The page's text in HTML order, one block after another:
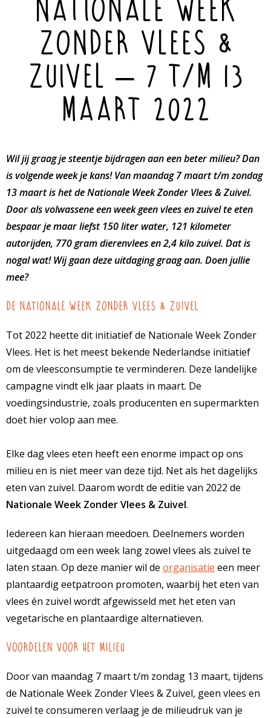
Nationale Week
Zonder Vlees &
Zuivel – 7 t/m 13
maart 2022
Wil jij graag je steentje bijdragen aan een beter milieu? Dan
is volgende week je kans! Van maandag 7 maart t/m zondag
13 maart is het de Nationale Week Zonder Vlees & Zuivel.
Door als volwassene een week geen vlees en zuivel te eten
bespaar je maar liefst 150 liter water, 121 kilometer
autorijden, 770 gram dierenvlees en 2,4 kilo zuivel. Dat is
nogal wat! Wij gaan deze uitdaging graag aan. Doen jullie
mee?
De Nationale Week Zonder Vlees & Zuivel
Tot 2022 heette dit initiatief de Nationale Week Zonder
Vlees. Het is het meest bekende Nederlandse initiatief
om de vleesconsumptie te verminderen. Deze landelijke
campagne vindt elk jaar plaats in maart. De
voedingsindustrie, zoals producenten en supermarkten
doet hier volop aan mee.
Elke dag vlees eten heeft een enorme impact op ons
milieu en is niet meer van deze tijd. Net als het dagelijks
eten van zuivel. Daarom wordt de editie van 2022 de
Nationale Week Zonder Vlees & Zuivel.
Iedereen kan hieraan meedoen. Deelnemers worden
uitgedaagd om een week lang zowel vlees als zuivel te
laten staan. Op deze manier wil de organisatie een meer
plantaardig eetpatroon promoten, waarbij het eten van
vlees én zuivel wordt afgewisseld met het eten van
vegetarische en plantaardige alternatieven.
Voordelen voor het milieu
Door van maandag 7 maart t/m zondag 13 maart, tijdens
de Nationale Week Zonder Vlees & Zuivel, geen vlees en
zuivel te consumeren verlaag je de milieudruk van je